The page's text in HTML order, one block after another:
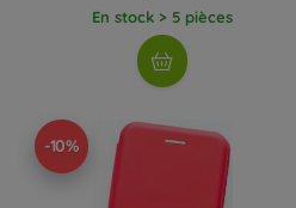
En stock > 5 pièces
-10%